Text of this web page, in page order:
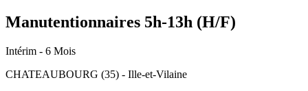
Manutentionnaires 5h-13h (H/F)
Intérim - 6 Mois
CHATEAUBOURG (35) - Ille-et-Vilaine